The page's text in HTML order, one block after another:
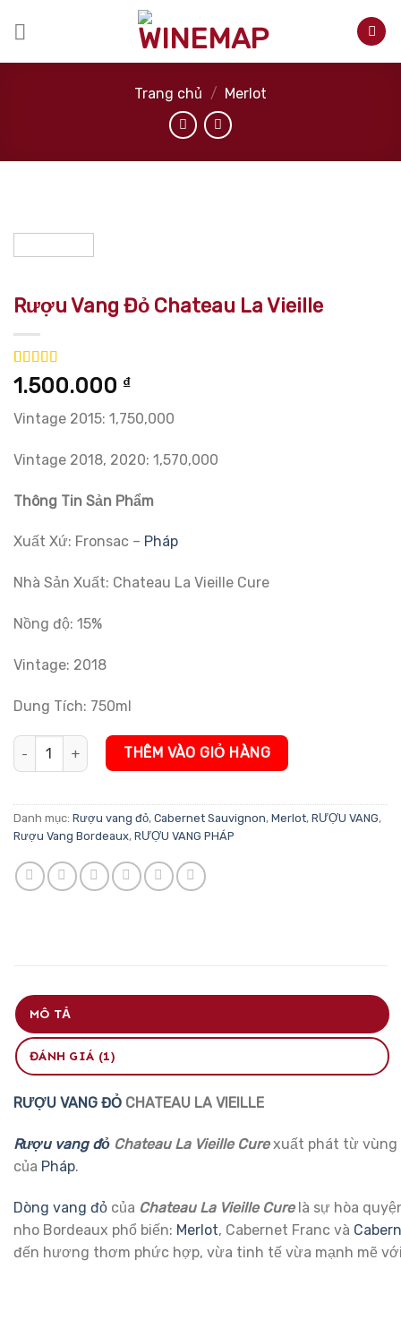
Trang chủ / Merlot
Rượu Vang Đỏ Chateau La Vieille
5.00trên 5
dựa trên
1
1.500.000 ₫
Vintage 2015: 1,750,000
Vintage 2018, 2020: 1,570,000
Thông Tin Sản Phẩm
Xuất Xứ: Fronsac – Pháp
Nhà Sản Xuất: Chateau La Vieille Cure
Nồng độ: 15%
Vintage: 2018
Dung Tích: 750ml
Rượu Vang Đỏ Chateau La Vieille số lượng
THÊM VÀO GIỎ HÀNG
Danh mục: Rượu vang đỏ, Cabernet Sauvignon, Merlot, RƯỢU VANG,
Rượu Vang Bordeaux, RƯỢU VANG PHÁP
MÔ TẢ
ĐÁNH GIÁ (1)
RƯỢU VANG ĐỎ CHATEAU LA VIEILLE
Rượu vang đỏ Chateau La Vieille Cure xuất phát từ vùng
của Pháp.
Dòng vang đỏ của Chateau La Vieille Curelà sự hòa
nho Bordeaux phổ biến: Merlot, Cabernet Franc và
đến hương thơm phức hợp, vừa tinh tế vừa mạnh mẽ